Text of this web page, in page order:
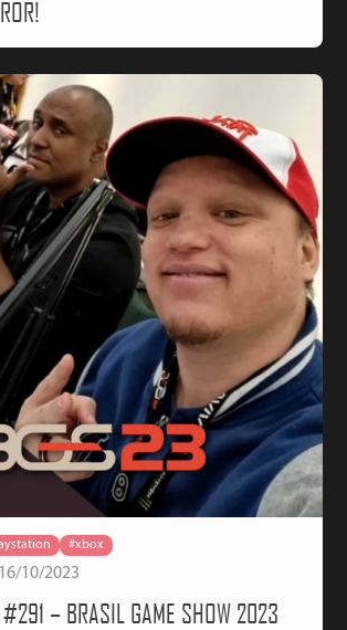
#xbox
16/10/2023
#291 – BRASIL GAME SHOW 2023